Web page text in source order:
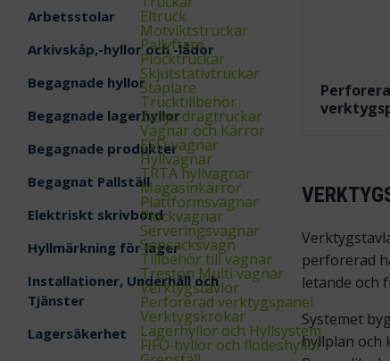
Eltruck
Motviktstruckar
Pallyftare
Plocktruckar
Skjutstativtruckar
Staplare
Trucktillbehör
Zallys dragtruckar
Vagnar och Kärror
ESD‑vagnar
Hyllvagnar
TRTA hyllvagnar
Magasinkärror
Plattformsvagnar
Plockvagnar
Serveringsvagnar
Sopsäcksvagn
Tillbehör till vagnar
Treston Multi vagnar
Verktygstavlor
Perforerad verktygspanel
Verktygskrokar
Lagerhyllor och Hyllsystem
FIFO‑hyllor och flödeshyllor
Arbetsstolar
Arkivskåp,-hyllor och -lådor
Begagnade hyllor
Begagnade lagerhyllor
Begagnade produkter
Begagnat Pallställ
Elektriskt skrivbord
Hyllmärkning för lager
Installationer, Underhåll och
Tjänster
Lagersäkerhet
perforerad
letande och
Systemet
hyllplan och